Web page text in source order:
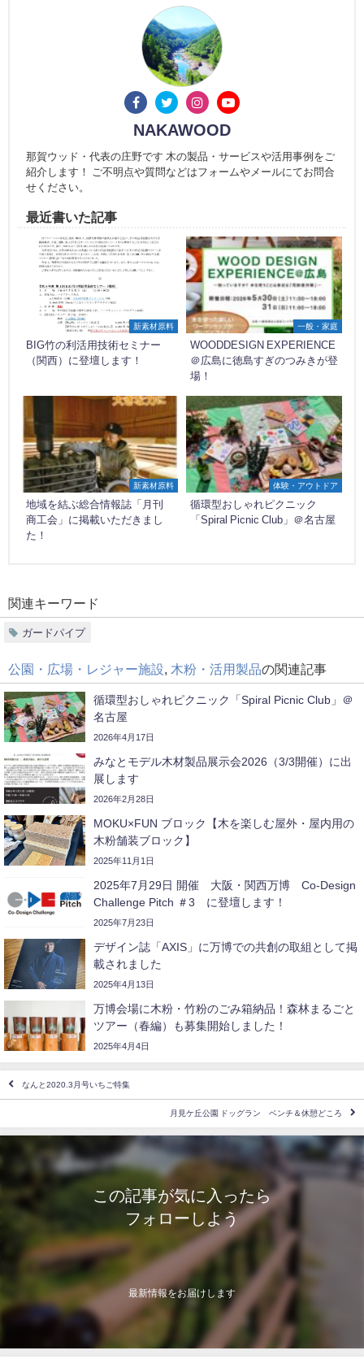
NAKAWOOD
那賀ウッド・代表の庄野です 木の製品・サービスや活用事例をご
紹介します！ ご不明点や質問などはフォームやメールにてお問合
せください。
最近書いた記事
新素材原料
BIG竹の利活用技術セミナー
（関西）に登壇します！
一般・家庭
WOODDESIGN EXPERIENCE
＠広島に徳島すぎのつみきが登
場！
新素材原料
地域を結ぶ総合情報誌「月刊
商工会」に掲載いただきまし
た！
体験・アウトドア
循環型おしゃれピクニック
「Spiral Picnic Club」＠名古屋
関連キーワード
ガードパイプ
公園・広場・レジャー施設, 木粉・活用製品の関連記事
循環型おしゃれピクニック「Spiral Picnic Club」＠
名古屋
2026年4月17日
みなとモデル木材製品展示会2026（3/3開催）に出
展します
2026年2月28日
MOKU×FUN ブロック【木を楽しむ屋外・屋内用の
木粉舗装ブロック】
2025年11月1日
2025年7月29日 開催 大阪・関西万博 Co-Design
Challenge Pitch ＃3 に登壇します！
2025年7月23日
デザイン誌「AXIS」に万博での共創の取組として掲
載されました
2025年4月13日
万博会場に木粉・竹粉のごみ箱納品！森林まるごと
ツアー（春編）も募集開始しました！
2025年4月4日
なんと2020.3月号いちご特集
月見ケ丘公園 ドッグラン ベンチ＆休憩どころ
この記事が気に入ったら
フォローしよう
最新情報をお届けします